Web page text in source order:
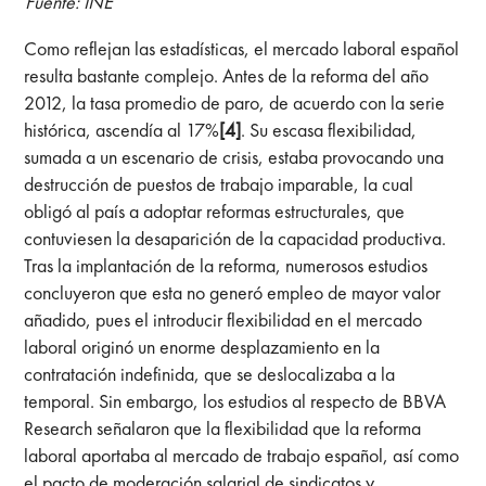
Como reflejan las estadísticas, el mercado laboral español
resulta bastante complejo. Antes de la reforma del año
2012, la tasa promedio de paro, de acuerdo con la serie
histórica, ascendía al 17%[4]. Su escasa flexibilidad,
sumada a un escenario de crisis, estaba provocando una
destrucción de puestos de trabajo imparable, la cual
obligó al país a adoptar reformas estructurales, que
contuviesen la desaparición de la capacidad productiva.
Tras la implantación de la reforma, numerosos estudios
concluyeron que esta no generó empleo de mayor valor
añadido, pues el introducir flexibilidad en el mercado
laboral originó un enorme desplazamiento en la
contratación indefinida, que se deslocalizaba a la
temporal. Sin embargo, los estudios al respecto de BBVA
Research señalaron que la flexibilidad que la reforma
laboral aportaba al mercado de trabajo español, así como